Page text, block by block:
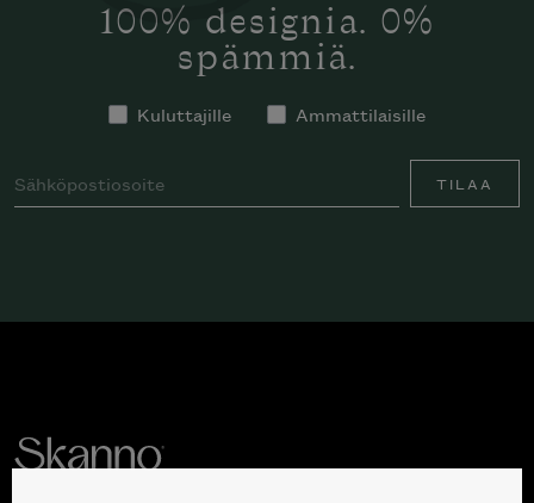
100% designia. 0%
spämmiä.
Kuluttajille Ammattilaisille
TILAA